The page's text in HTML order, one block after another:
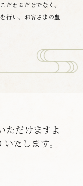
だわるだけでなく、
行い、お客さまの豊
ただけますよ
たします。